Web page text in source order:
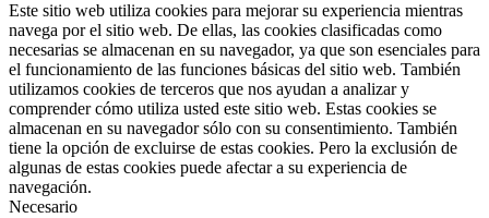
Este sitio web utiliza cookies para mejorar su experiencia mientras
navega por el sitio web. De ellas, las cookies clasificadas como
necesarias se almacenan en su navegador, ya que son esenciales para
el funcionamiento de las funciones básicas del sitio web. También
utilizamos cookies de terceros que nos ayudan a analizar y
comprender cómo utiliza usted este sitio web. Estas cookies se
almacenan en su navegador sólo con su consentimiento. También
tiene la opción de excluirse de estas cookies. Pero la exclusión de
algunas de estas cookies puede afectar a su experiencia de
navegación.
Necesario